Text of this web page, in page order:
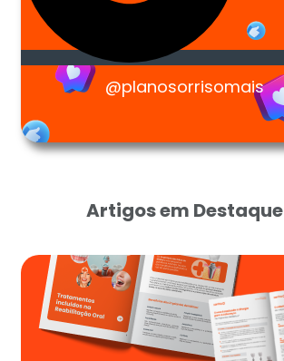
@planosorrisomais
Artigos em Destaque